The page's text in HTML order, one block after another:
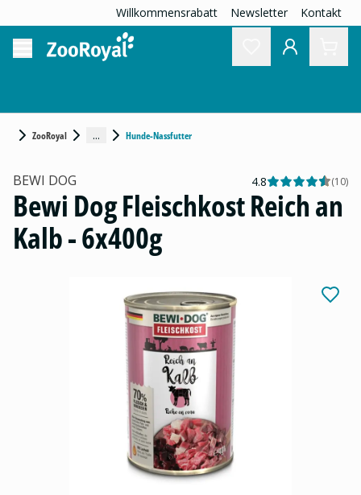
Willkommensrabatt Newsletter Kontakt
ZooRoyal ... Hunde-Nassfutter
BEWI DOG 4.8 (10)
Bewi Dog Fleischkost Reich an
Kalb - 6x400g